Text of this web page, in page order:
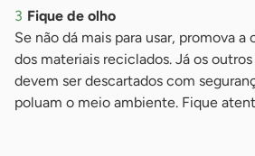
Fique de olho
Se não dá mais para usar, promova
dos materiais reciclados. Já os
devem ser descartados com
poluam o meio ambiente. Fique